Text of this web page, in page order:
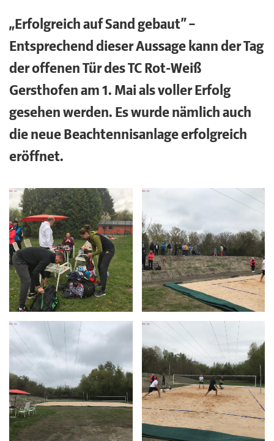
„Erfolgreich auf Sand gebaut“ –
Entsprechend dieser Aussage kann der Tag
der offenen Tür des TC Rot-Weiß
Gersthofen am 1. Mai als voller Erfolg
gesehen werden. Es wurde nämlich auch
die neue Beachtennisanlage erfolgreich
eröffnet.